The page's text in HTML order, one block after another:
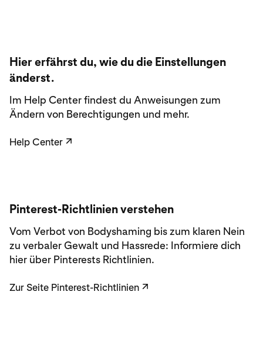
Hier erfährst du, wie du die Einstellungen
änderst.
Im Help Center findest du Anweisungen zum
Ändern von Berechtigungen und mehr.
Help Center ↗
Pinterest-Richtlinien verstehen
Vom Verbot von Bodyshaming bis zum klaren Nein
zu verbaler Gewalt und Hassrede: Informiere dich
hier über Pinterests Richtlinien.
Zur Seite Pinterest-Richtlinien ↗